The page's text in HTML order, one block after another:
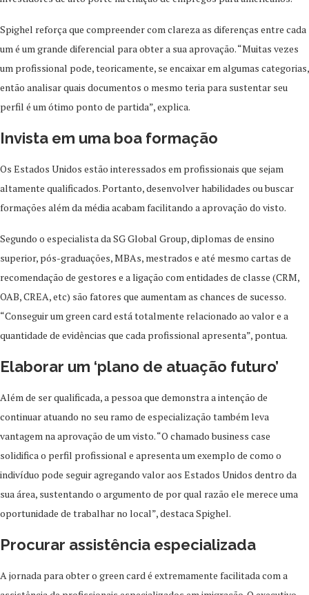
Spighel reforça que compreender com clareza as diferenças entre cada
um é um grande diferencial para obter a sua aprovação. “Muitas vezes
um profissional pode, teoricamente, se encaixar em algumas categorias,
então analisar quais documentos o mesmo teria para sustentar seu
perfil é um ótimo ponto de partida”, explica.
Invista em uma boa formação
Os Estados Unidos estão interessados em profissionais que sejam
altamente qualificados. Portanto, desenvolver habilidades ou buscar
formações além da média acabam facilitando a aprovação do visto.
Segundo o especialista da SG Global Group, diplomas de ensino
superior, pós-graduações, MBAs, mestrados e até mesmo cartas de
recomendação de gestores e a ligação com entidades de classe (CRM,
OAB, CREA, etc) são fatores que aumentam as chances de sucesso.
“Conseguir um green card está totalmente relacionado ao valor e a
quantidade de evidências que cada profissional apresenta”, pontua.
Elaborar um ‘plano de atuação futuro’
Além de ser qualificada, a pessoa que demonstra a intenção de
continuar atuando no seu ramo de especialização também leva
vantagem na aprovação de um visto. “O chamado business case
solidifica o perfil profissional e apresenta um exemplo de como o
indivíduo pode seguir agregando valor aos Estados Unidos dentro da
sua área, sustentando o argumento de por qual razão ele merece uma
oportunidade de trabalhar no local”, destaca Spighel.
Procurar assistência especializada
A jornada para obter o green card é extremamente facilitada com a